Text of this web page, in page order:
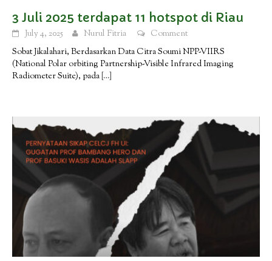
3 Juli 2025 terdapat 11 hotspot di Riau
July 4, 2025 Nurul Fitria
Comment
Sobat Jikalahari, Berdasarkan Data Citra Soumi NPP-VIIRS
(National Polar orbiting Partnership-Visible Infrared Imaging
Radiometer Suite), pada […]